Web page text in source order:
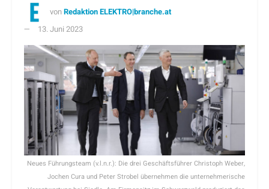
vonRedaktion ELEKTRO|branche.at
13. Juni 2023
Neues Führungsteam (v.l.n.r.): Die drei Geschäftsführer Christoph Weber,
Jochen Cura und Peter Strobel übernehmen die unternehmerische